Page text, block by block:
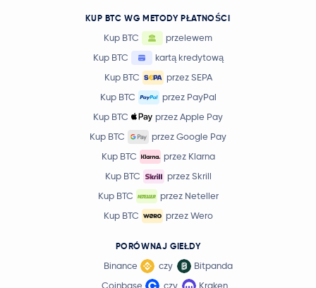
KUP BTC WG METODY PŁATNOŚCI
Kup BTC
przelewem
Kup BTC
kartą kredytową
Kup BTC
przez SEPA
Kup BTC
przez PayPal
Kup BTC
przez Apple Pay
Kup BTC
przez Google Pay
Kup BTC
przez Klarna
Kup BTC
przez Skrill
Kup BTC
przez Neteller
Kup BTC
przez Wero
PORÓWNAJ GIEŁDY
Binance czy
Bitpanda
Coinbase
czy Kraken